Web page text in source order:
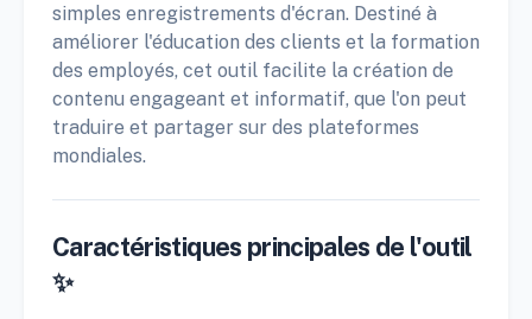
simples enregistrements d'écran. Destiné à
améliorer l'éducation des clients et la formation
des employés, cet outil facilite la création de
contenu engageant et informatif, que l'on peut
traduire et partager sur des plateformes
mondiales.
Caractéristiques principales de l'outil
✨